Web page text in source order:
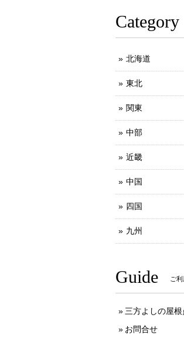
Category
北海道
東北
関東
中部
近畿
中国
四国
九州
Guide ご
三方よしの屋
お問合せ